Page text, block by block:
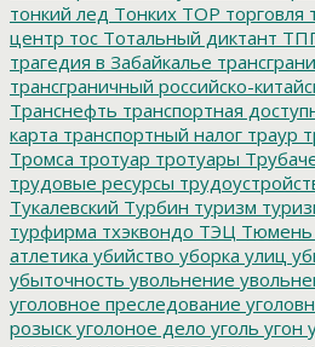
тонкий лед Тонких ТОР торговля
центр тос Тотальный диктант
трагедия в Забайкалье
трансграничный российско-
Транснефть транспортная
карта транспортный налог траур
Тромса тротуар тротуары
трудовые ресурсы
Тукалевский Турбин туризм
турфирма тхэквондо ТЭЦ Тюмень
атлетика убийство уборка улиц
убыточность увольнение
уголовное преследование
розыск уголоное дело уголь угон